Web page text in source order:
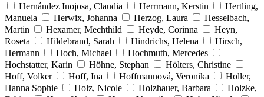
Hernández Inojosa, Claudia
Herrmann, Kerstin
Hertling,
Manuela
Herwix, Johanna Herzog, Laura
Hesselbach,
Martin
Hexamer, Mechthild Heyde, Corinna
Heyn,
Roseta
Hildebrand, Sarah Hindrichs, Helena
Hirsch,
Hermann
Hoch, Michael
Hochmuth, Mercedes
Hochstatter, Karin
Höhne, Stephan
Hölters, Christine
Hoff, Volker
Hoff, Ina Hoffmannová, Veronika
Holler,
Hanna Sophie
Holz, Nicole Holzhauer, Barbara
Holzke,